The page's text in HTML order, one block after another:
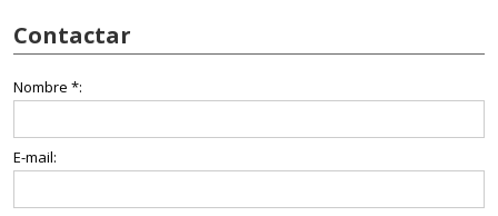
Contactar
Nombre *:
E-mail: